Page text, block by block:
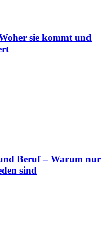
sie kommt und
Beruf – Warum nur
sind